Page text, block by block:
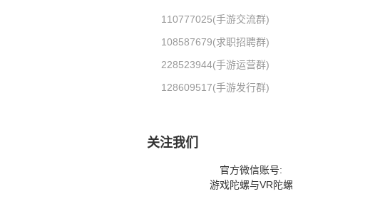
110777025(手游交流群)
108587679(求职招聘群)
228523944(手游运营群)
128609517(手游发行群)
关注我们
官方微信账号:
游戏陀螺与VR陀螺